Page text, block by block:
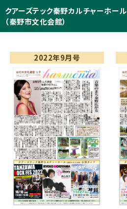
クアーズテック秦野カルチャーホール
（秦野市文化会館）
2022年9月号